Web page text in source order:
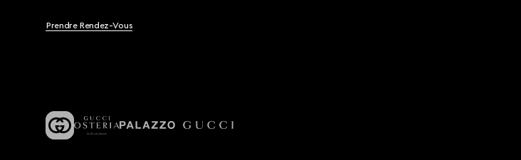
Prendre Rendez-Vous